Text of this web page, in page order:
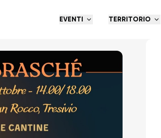
EVENTI TERRITORIO